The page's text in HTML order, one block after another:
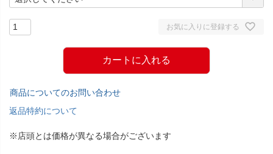
お気に入りに登録する
カートに入れる
商品についてのお問い合わせ
返品特約について
※店頭とは価格が異なる場合がございます